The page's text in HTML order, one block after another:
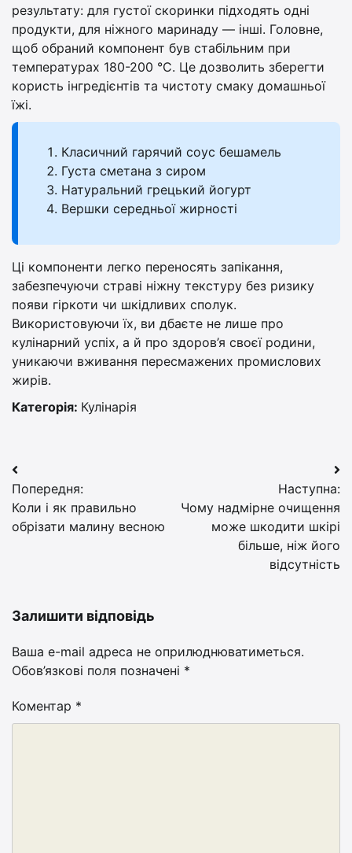
результату: для густої скоринки підходять одні
продукти, для ніжного маринаду — інші. Головне,
щоб обраний компонент був стабільним при
температурах 180-200 °С. Це дозволить зберегти
користь інгредієнтів та чистоту смаку домашньої
їжі.
Класичний гарячий соус бешамель
Густа сметана з сиром
Натуральний грецький йогурт
Вершки середньої жирності
Ці компоненти легко переносять запікання,
забезпечуючи страві ніжну текстуру без ризику
появи гіркоти чи шкідливих сполук.
Використовуючи їх, ви дбаєте не лише про
кулінарний успіх, а й про здоров’я своєї родини,
уникаючи вживання пересмажених промислових
жирів.
Категорія: Кулінарія
Навігація
записів
Попередня:
Коли і як правильно
обрізати малину весною
Наступна:
Чому надмірне очищення
може шкодити шкірі
більше, ніж його
відсутність
Залишити відповідь
Ваша e-mail адреса не оприлюднюватиметься.
Обов’язкові поля позначені *
Коментар *